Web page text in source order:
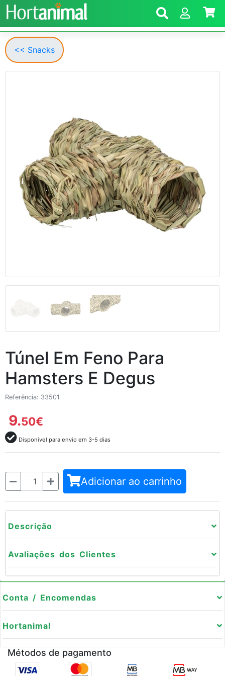
<< Snacks
Anterior
Túnel Em Feno Para
Hamsters E Degus
Referência: 33501
9.50€
Disponível para envio em 3-5 dias
Quantidade Adicionar ao carrinho
Descrição
Avaliações dos Clientes
Conta / Encomendas
Hortanimal
Métodos de pagamento